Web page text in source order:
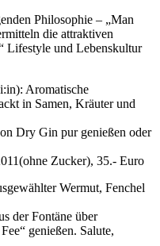
Philosophie – „Man
die attraktiven
Lifestyle und Lebenskultur
Aromatische
in Samen, Kräuter und
Dry Gin pur genießen oder
Zucker), 35.- Euro
Wermut, Fenchel
der Fontäne über
genießen. Salute,